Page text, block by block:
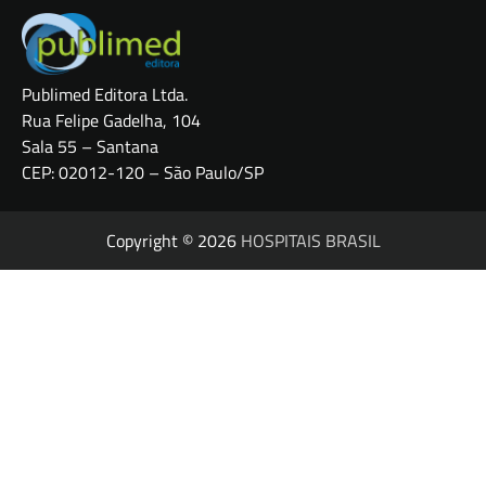
Publimed Editora Ltda.
Rua Felipe Gadelha, 104
Sala 55 – Santana
CEP: 02012-120 – São Paulo/SP
Copyright © 2026 HOSPITAIS BRASIL